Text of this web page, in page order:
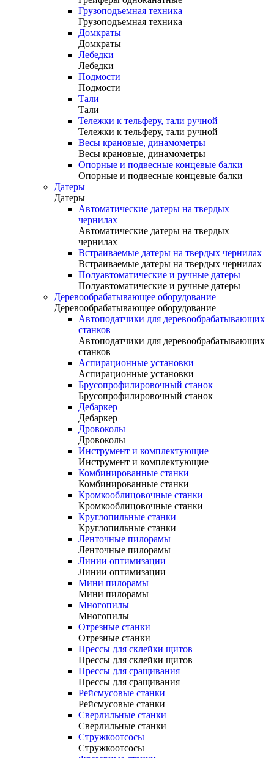
Грузоподъемная техника
Грузоподъемная техника
Домкраты
Домкраты
Лебедки
Лебедки
Подмости
Подмости
Тали
Тали
Тележки к тельферу, тали ручной
Тележки к тельферу, тали ручной
Весы крановые, динамометры
Весы крановые, динамометры
Опорные и подвесные концевые балки
Опорные и подвесные концевые балки
Датеры
Датеры
Автоматические датеры на твердых
чернилах
Автоматические датеры на твердых
чернилах
Встраиваемые датеры на твердых чернилах
Встраиваемые датеры на твердых чернилах
Полуавтоматические и ручные датеры
Полуавтоматические и ручные датеры
Деревообрабатывающее оборудование
Деревообрабатывающее оборудование
Автоподатчики для деревообрабатывающих
станков
Автоподатчики для деревообрабатывающих
станков
Аспирационные установки
Аспирационные установки
Брусопрофилировочный станок
Брусопрофилировочный станок
Дебаркер
Дебаркер
Дровоколы
Дровоколы
Инструмент и комплектующие
Инструмент и комплектующие
Комбинированные станки
Комбинированные станки
Кромкооблицовочные станки
Кромкооблицовочные станки
Круглопильные станки
Круглопильные станки
Ленточные пилорамы
Ленточные пилорамы
Линии оптимизации
Линии оптимизации
Мини пилорамы
Мини пилорамы
Многопилы
Многопилы
Отрезные станки
Отрезные станки
Прессы для склейки щитов
Прессы для склейки щитов
Прессы для сращивания
Прессы для сращивания
Рейсмусовые станки
Рейсмусовые станки
Сверлильные станки
Сверлильные станки
Стружкоотсосы
Стружкоотсосы